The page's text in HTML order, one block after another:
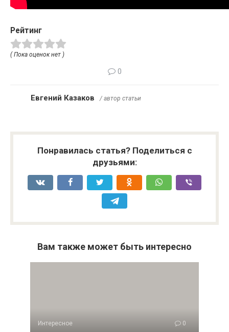
Рейтинг
( Пока оценок нет )
0
Евгений Казаков / автор статьи
Понравилась статья? Поделиться с
друзьями:
Вам также может быть интересно
Интересное 0